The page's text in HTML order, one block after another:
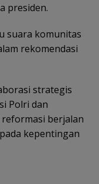
presiden.
suara komunitas
rekomendasi
strategis
Polri dan
berjalan
kepentingan